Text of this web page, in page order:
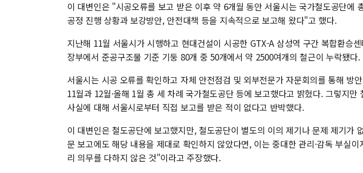
이 대변인은 "시공오류를 보고 받은 이후 약 6개월 동안 서울시는 국가철도공단에
공정 진행 상황과 보강방안, 안전대책 등을 지속적으로 보고해 왔다"고 했다.
지난해 11월 서울시가 시행하고 현대건설이 시공한 GTX-A 삼성역 구간 복합환승
장부에서 준공구조물 기준 기둥 80개 중 50개에서 약 2500여개의 철근이 누락됐다.
서울시는 시공 오류를 확인하고 자체 안전점검 및 외부전문가 자문회의를 통해 방
11월과 12월·올해 1월 총 세 차례 국가철도공단 등에 보고했다고 밝혔다. 그렇지만
사실에 대해 서울시로부터 직접 보고를 받은 적이 없다고 반박했다.
이 대변인은 철도공단에 보고했지만, 철도공단이 별도의 이의 제기나 문제 제기가
문 보고에도 해당 내용을 제대로 확인하지 않았다면, 이는 중대한 관리·감독 부실
리 의무를 다하지 않은 것"이라고 주장했다.